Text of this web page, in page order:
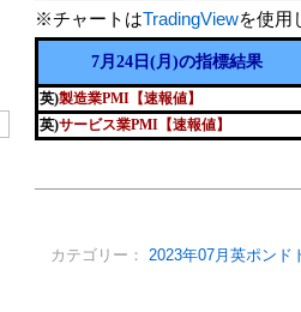
※チャートはTradingViewを使用
7月24日(月)の指標結果
英)製造業PMI【速報値】
英)サービス業PMI【速報値】
カテゴリー： 2023年07月英ポンド